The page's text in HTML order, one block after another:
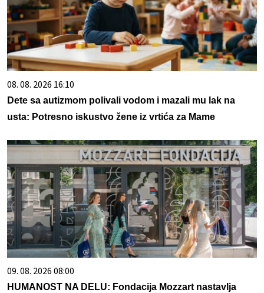
08. 08. 2026 16:10
Dete sa autizmom polivali vodom i mazali mu lak na
usta: Potresno iskustvo žene iz vrtića za Mame
09. 08. 2026 08:00
HUMANOST NA DELU: Fondacija Mozzart nastavlja